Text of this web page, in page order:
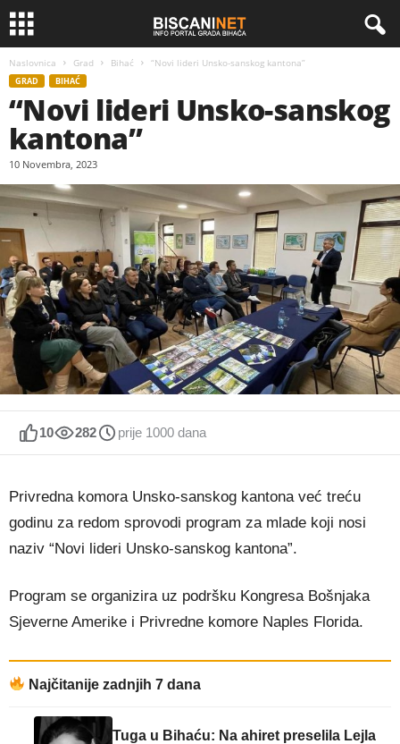
Naslovnica Grad Bihać “Novi lideri Unsko-sanskog kantona”
GRAD BIHAĆ
“Novi lideri Unsko-sanskog
kantona”
10 Novembra, 2023
10 282 prije 1000 dana
Privredna komora Unsko-sanskog kantona već treću
godinu za redom sprovodi program za mlade koji nosi
naziv “Novi lideri Unsko-sanskog kantona”.
Program se organizira uz podršku Kongresa Bošnjaka
Sjeverne Amerike i Privredne komore Naples Florida.
Najčitanije zadnjih 7 dana
Tuga u Bihaću: Na ahiret preselila Lejla